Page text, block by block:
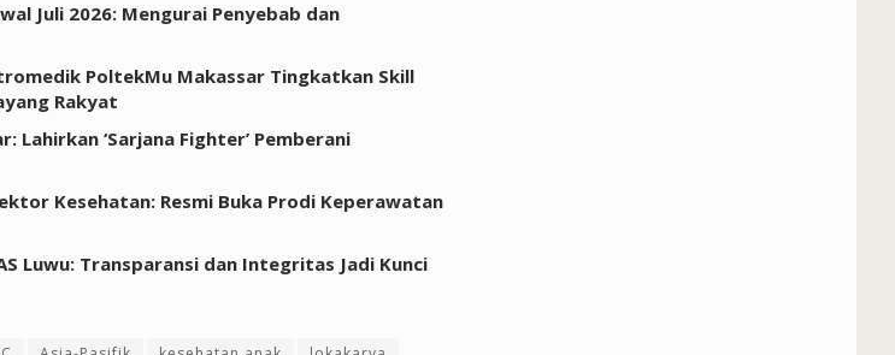
Juli 2026: Mengurai Penyebab dan
PoltekMu Makassar Tingkatkan Skill
Rakyat
Lahirkan ‘Sarjana Fighter’ Pemberani
Kesehatan: Resmi Buka Prodi Keperawatan
Luwu: Transparansi dan Integritas Jadi Kunci